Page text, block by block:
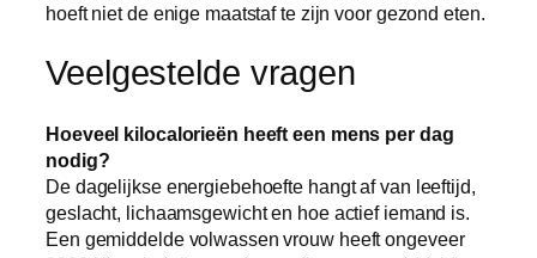
hoeft niet de enige maatstaf te zijn voor gezond eten.
Veelgestelde vragen
Hoeveel kilocalorieën heeft een mens per dag
nodig?
De dagelijkse energiebehoefte hangt af van leeftijd,
geslacht, lichaamsgewicht en hoe actief iemand is.
Een gemiddelde volwassen vrouw heeft ongeveer